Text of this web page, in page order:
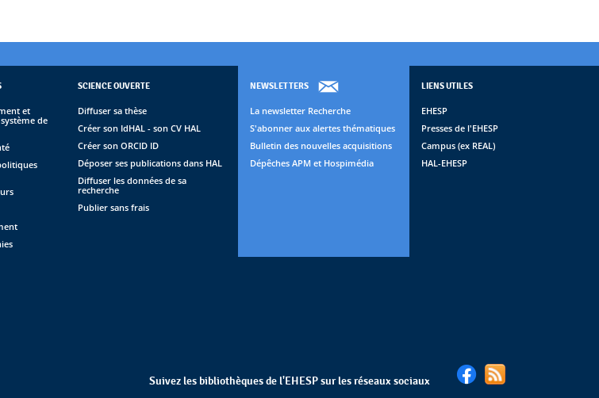
et
de
SCIENCE OUVERTE
Diffuser sa thèse
Créer son IdHAL - son CV HAL
Créer son ORCID ID
Déposer ses publications dans HAL
Diffuser les données de sa
recherche
Publier sans frais
NEWSLETTERS
La newsletter Recherche
S'abonner aux alertes thématiques
Bulletin des nouvelles acquisitions
Dépêches APM et Hospimédia
LIENS UTILES
EHESP
Presses de l'EHESP
Campus (ex REAL)
HAL-EHESP
Suivez les bibliothèques de l'EHESP sur les réseaux sociaux